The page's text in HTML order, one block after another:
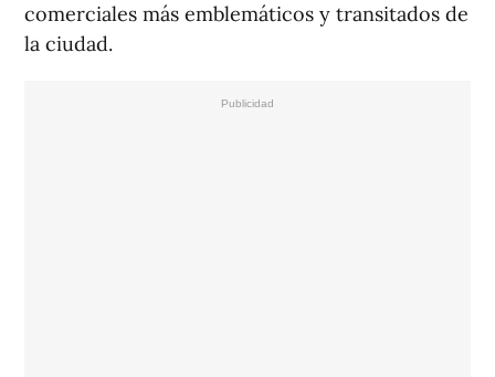
comerciales más emblemáticos y transitados de
la ciudad.